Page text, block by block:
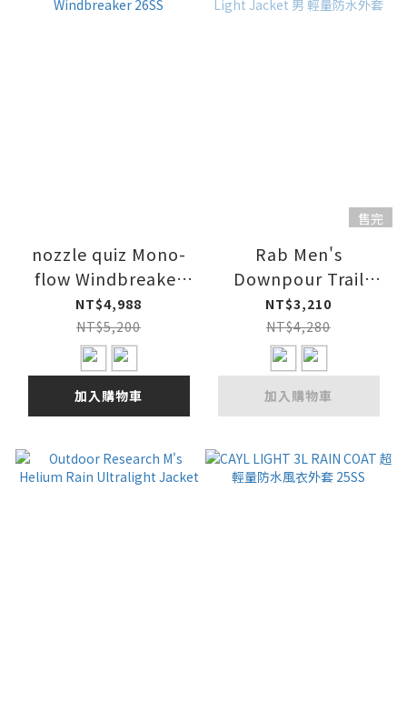
nozzle quiz Mono-
flow Windbreaker
26SS
NT$4,988
NT$5,200
加入購物車
售完
Rab Men's
Downpour Trail
Light Jacket 男 輕量
防水外套
NT$3,210
NT$4,280
加入購物車